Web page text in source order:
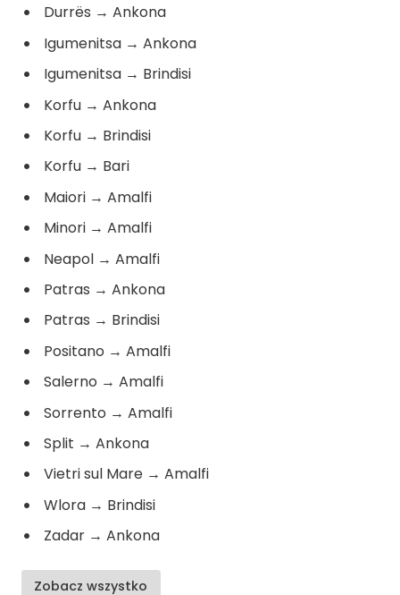
Durrës → Ankona
Igumenitsa → Ankona
Igumenitsa → Brindisi
Korfu → Ankona
Korfu → Brindisi
Korfu → Bari
Maiori → Amalfi
Minori → Amalfi
Neapol → Amalfi
Patras → Ankona
Patras → Brindisi
Positano → Amalfi
Salerno → Amalfi
Sorrento → Amalfi
Split → Ankona
Vietri sul Mare → Amalfi
Wlora → Brindisi
Zadar → Ankona
Zobacz wszystko